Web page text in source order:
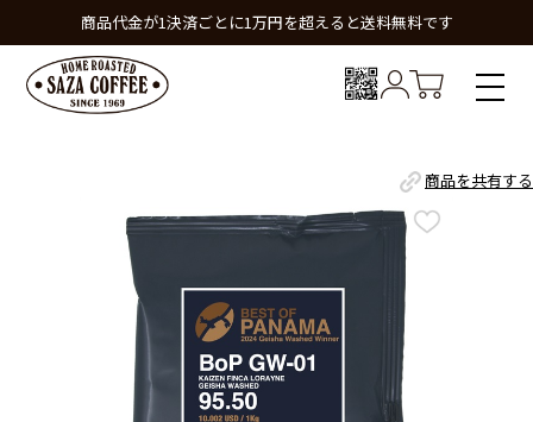
商品代金が1決済ごとに1万円を超えると送料無料です
商品を共有する